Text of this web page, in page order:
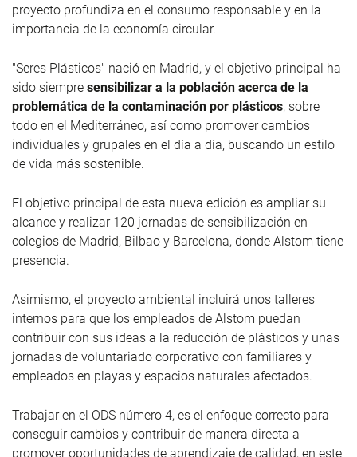
proyecto profundiza en el consumo responsable y en la
importancia de la economía circular.
"Seres Plásticos" nació en Madrid, y el objetivo principal ha
sido siempre sensibilizar a la población acerca de la
problemática de la contaminación por plásticos, sobre
todo en el Mediterráneo, así como promover cambios
individuales y grupales en el día a día, buscando un estilo
de vida más sostenible.
El objetivo principal de esta nueva edición es ampliar su
alcance y realizar 120 jornadas de sensibilización en
colegios de Madrid, Bilbao y Barcelona, donde Alstom tiene
presencia.
Asimismo, el proyecto ambiental incluirá unos talleres
internos para que los empleados de Alstom puedan
contribuir con sus ideas a la reducción de plásticos y unas
jornadas de voluntariado corporativo con familiares y
empleados en playas y espacios naturales afectados.
Trabajar en el ODS número 4, es el enfoque correcto para
conseguir cambios y contribuir de manera directa a
promover oportunidades de aprendizaje de calidad, en este